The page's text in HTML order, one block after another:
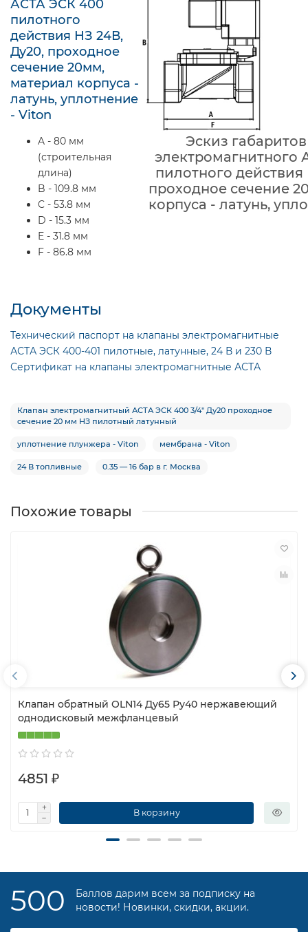
АСТА ЭСК 400
пилотного
действия НЗ 24В,
Ду20, проходное
сечение 20мм,
материал корпуса -
латунь, уплотнение
- Viton
A - 80 мм
(строительная
длина)
B - 109.8 мм
C - 53.8 мм
D - 15.3 мм
E - 31.8 мм
F - 86.8 мм
Эскиз
электромагнитного
пилотного
проходное сечение
корпуса - латунь,
Документы
Технический паспорт на клапаны электромагнитные
АСТА ЭСК 400-401 пилотные, латунные, 24 В и 230 В
Сертификат на клапаны электромагнитные АСТА
Клапан электромагнитный АСТА ЭСК 400 3/4″ Ду20 проходное
сечение 20 мм НЗ пилотный латунный
уплотнение плунжера - Viton мембрана - Viton
24 В топливные 0.35 — 16 бар в г. Москва
Похожие товары
Клапан обратный OLN14 Ду65 Ру40 нержавеющий
однодисковый межфланцевый
4851 ₽
В корзину
500
Баллов дарим всем за подписку на
новости! Новинки, скидки, акции.